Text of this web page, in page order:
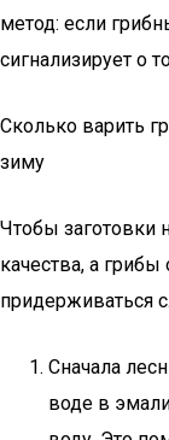
метод: если
сигнализирует о
Сколько варить
зиму
Чтобы заготовки
качества, а
придерживаться
Сначала
воде в